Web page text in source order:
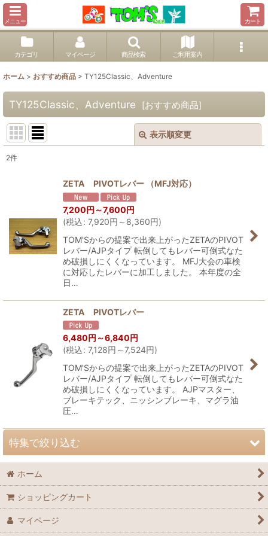
メニュー カート
カテゴリ マイページ 商品検索 ご利用案内
ホーム > おすすめ商品 > TY125Classic、Adventure
TY125Classic、Adventure [おすすめ商品]
表示順変更
絞り込む
2件
ZETA PIVOTレバー （MFJ対応）
7,200円 ～7,600円
(税込: 7,920円 ～8,360円)
TOM'Sからの提案で出来上がったZETAのPIVOT
レバー/AJPタイプ 転倒してもレバー可倒式なた
め破損しにくくなっています。 MFJ大会の車検
に対応したレバーに加工しました。 本年度の全
日…
ZETA PIVOTレバー
6,480円 ～6,840円
(税込: 7,128円 ～7,524円)
TOM'Sからの提案で出来上がったZETAのPIVOT
レバー/AJPタイプ 転倒してもレバー可倒式なた
め破損しにくくなっています。 AJPマスター、
ブレーキテック、ニッシンブレーキ、マグラ油
圧…
特集で絞り込む
ＴＹ-Ｓ125Ｆ、SY125・200、TY-S125ロングライド
GASGAS ランドネ
TY125Classic、Adventure
ホーム
ショッピングカート
マイページ